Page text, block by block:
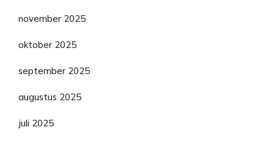
november 2025
oktober 2025
september 2025
augustus 2025
juli 2025